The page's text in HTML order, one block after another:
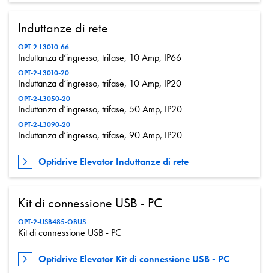
Induttanze di rete
OPT-2-L3010-66
Induttanza d’ingresso, trifase, 10 Amp, IP66
OPT-2-L3010-20
Induttanza d’ingresso, trifase, 10 Amp, IP20
OPT-2-L3050-20
Induttanza d’ingresso, trifase, 50 Amp, IP20
OPT-2-L3090-20
Induttanza d’ingresso, trifase, 90 Amp, IP20
Optidrive Elevator Induttanze di rete
Kit di connessione USB - PC
OPT-2-USB485-OBUS
Kit di connessione USB - PC
Optidrive Elevator Kit di connessione USB - PC